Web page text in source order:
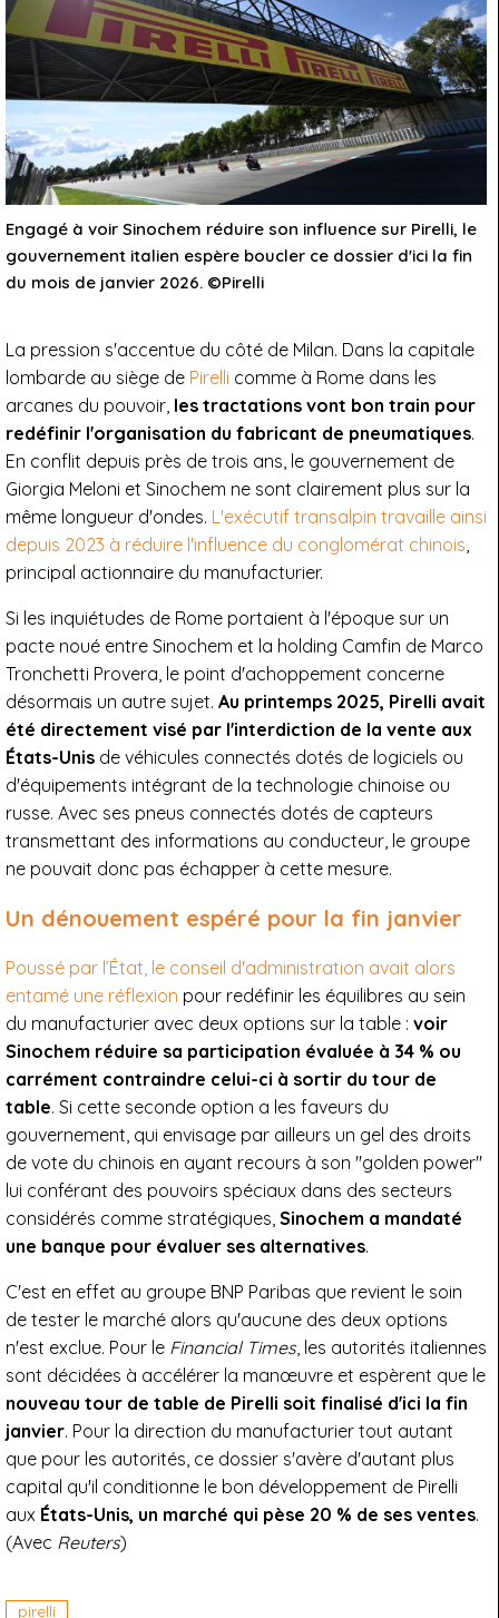
Engagé à voir Sinochem réduire son influence sur Pirelli, le
gouvernement italien espère boucler ce dossier d'ici la fin
du mois de janvier 2026. ©Pirelli
La pression s'accentue du côté de Milan. Dans la capitale
lombarde au siège de Pirelli comme à Rome dans les
arcanes du pouvoir, les tractations vont bon train pour
redéfinir l'organisation du fabricant de pneumatiques.
En conflit depuis près de trois ans, le gouvernement de
Giorgia Meloni et Sinochem ne sont clairement plus sur la
même longueur d'ondes. L'exécutif transalpin travaille ainsi
depuis 2023 à réduire l'influence du conglomérat chinois,
principal actionnaire du manufacturier.
Si les inquiétudes de Rome portaient à l'époque sur un
pacte noué entre Sinochem et la holding Camfin de Marco
Tronchetti Provera, le point d'achoppement concerne
désormais un autre sujet. Au printemps 2025, Pirelli avait
été directement visé par l'interdiction de la vente aux
États-Unis de véhicules connectés dotés de logiciels ou
d'équipements intégrant de la technologie chinoise ou
russe. Avec ses pneus connectés dotés de capteurs
transmettant des informations au conducteur, le groupe
ne pouvait donc pas échapper à cette mesure.
Un dénouement espéré pour la fin janvier
Poussé par l’État, le conseil d'administration avait alors
entamé une réflexion pour redéfinir les équilibres au sein
du manufacturier avec deux options sur la table : voir
Sinochem réduire sa participation évaluée à 34 % ou
carrément contraindre celui-ci à sortir du tour de
table. Si cette seconde option a les faveurs du
gouvernement, qui envisage par ailleurs un gel des droits
de vote du chinois en ayant recours à son "golden power"
lui conférant des pouvoirs spéciaux dans des secteurs
considérés comme stratégiques, Sinochem a mandaté
une banque pour évaluer ses alternatives.
C'est en effet au groupe BNP Paribas que revient le soin
de tester le marché alors qu'aucune des deux options
n'est exclue. Pour le Financial Times, les autorités italiennes
sont décidées à accélérer la manœuvre et espèrent que le
nouveau tour de table de Pirelli soit finalisé d'ici la fin
janvier. Pour la direction du manufacturier tout autant
que pour les autorités, ce dossier s'avère d'autant plus
capital qu'il conditionne le bon développement de Pirelli
aux États-Unis, un marché qui pèse 20 % de ses ventes.
(Avec Reuters)
pirelli